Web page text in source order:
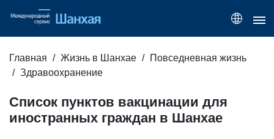
Главная Жизнь в Шанхае
Повседневная жизнь
Здравоохранение
Список пунктов вакцинации для
иностранных граждан в Шанхае